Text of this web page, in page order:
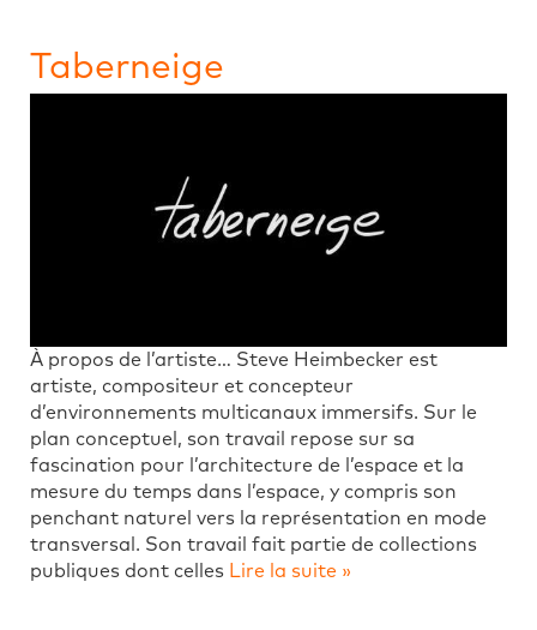
Taberneige
À propos de l’artiste… Steve Heimbecker est
artiste, compositeur et concepteur
d’environnements multicanaux immersifs. Sur le
plan conceptuel, son travail repose sur sa
fascination pour l’architecture de l’espace et la
mesure du temps dans l’espace, y compris son
penchant naturel vers la représentation en mode
transversal. Son travail fait partie de collections
publiques dont celles Lire la suite »